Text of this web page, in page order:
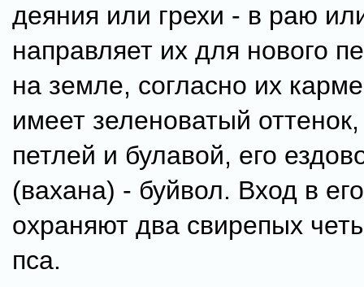
деяния или грехи - в раю
направляет их для нового
на земле, согласно их
имеет зеленоватый
петлей и булавой, его
(вахана) - буйвол. Вход в
охраняют два свирепых
пса.